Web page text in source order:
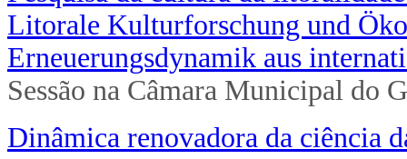
Litorale Kulturforschung und
Erneuerungsdynamik aus
Sessão na Câmara Municipal do
Dinâmica renovadora da ciência